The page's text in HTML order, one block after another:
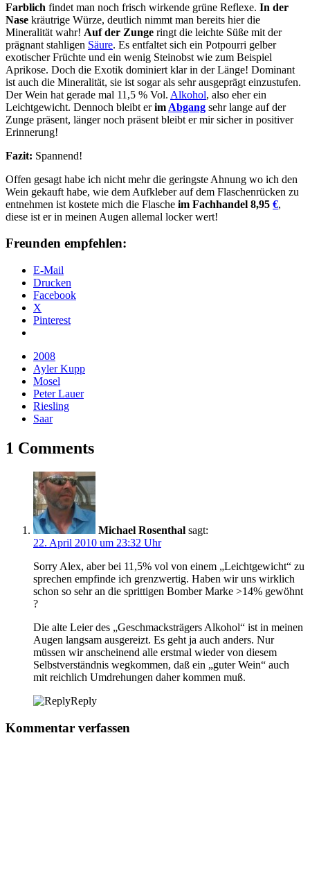
Farblich findet man noch frisch wirkende grüne Reflexe. In der
Nase kräutrige Würze, deutlich nimmt man bereits hier die
Mineralität wahr! Auf der Zunge ringt die leichte Süße mit der
prägnant stahligen Säure. Es entfaltet sich ein Potpourri gelber
exotischer Früchte und ein wenig Steinobst wie zum Beispiel
Aprikose. Doch die Exotik dominiert klar in der Länge! Dominant
ist auch die Mineralität, sie ist sogar als sehr ausgeprägt einzustufen.
Der Wein hat gerade mal 11,5 % Vol. Alkohol, also eher ein
Leichtgewicht. Dennoch bleibt erim Abgang sehr lange auf der
Zunge präsent, länger noch präsent bleibt er mir sicher in positiver
Erinnerung!
Fazit: Spannend!
Offen gesagt habe ich nicht mehr die geringste Ahnung wo ich den
Wein gekauft habe, wie dem Aufkleber auf dem Flaschenrücken zu
entnehmen ist kostete mich die Flasche im Fachhandel 8,95 €,
diese ist er in meinen Augen allemal locker wert!
Freunden empfehlen:
E-Mail
Drucken
Facebook
X
Pinterest
2008
Ayler Kupp
Mosel
Peter Lauer
Riesling
Saar
1 Comments
Michael Rosenthal sagt:
22. April 2010 um 23:32 Uhr
Sorry Alex, aber bei 11,5% vol von einem „Leichtgewicht“ zu
sprechen empfinde ich grenzwertig. Haben wir uns wirklich
schon so sehr an die sprittigen Bomber Marke >14% gewöhnt
?
Die alte Leier des „Geschmacksträgers Alkohol“ ist in meinen
Augen langsam ausgereizt. Es geht ja auch anders. Nur
müssen wir anscheinend alle erstmal wieder von diesem
Selbstverständnis wegkommen, daß ein „guter Wein“ auch
mit reichlich Umdrehungen daher kommen muß.
Reply
Kommentar verfassen